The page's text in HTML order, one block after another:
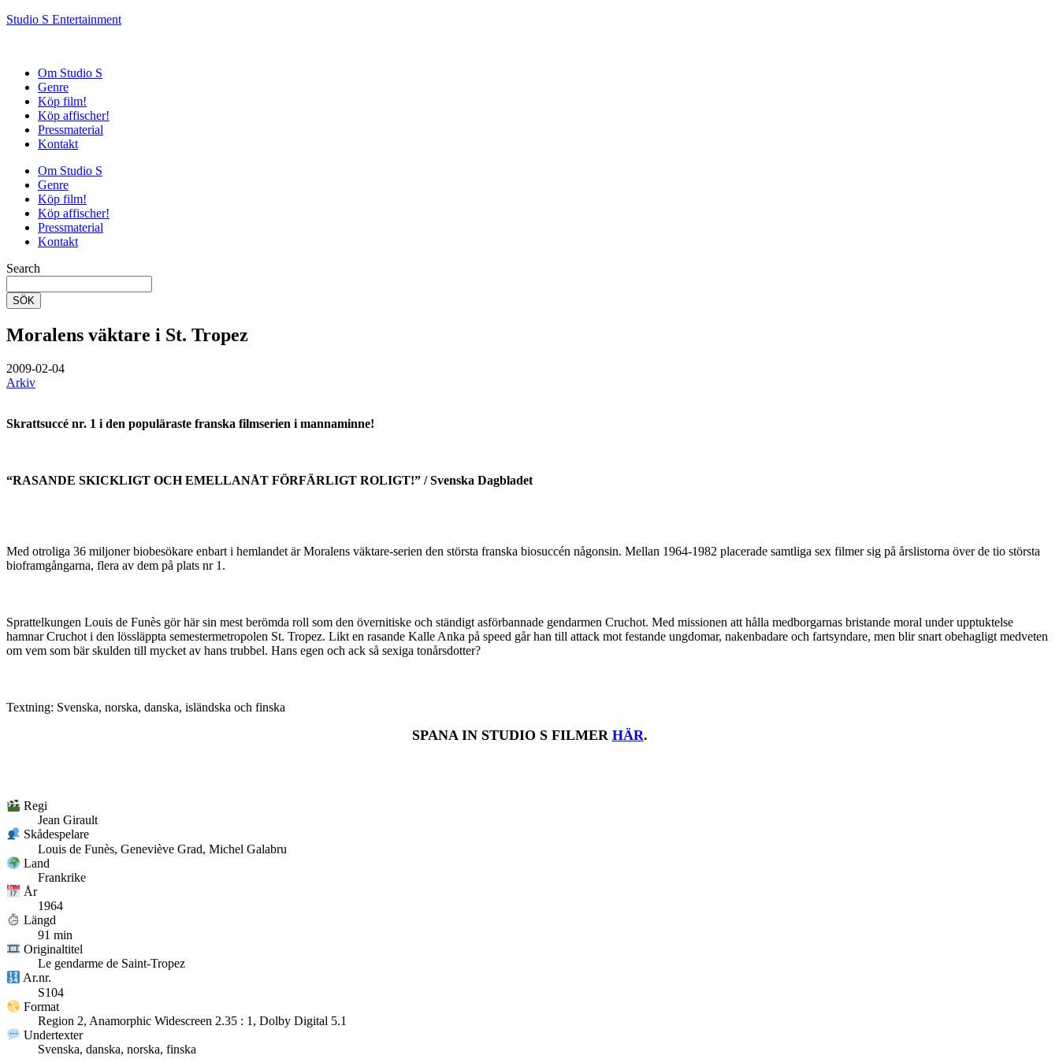
Studio S Entertainment
Om Studio S
Genre
Köp film!
Köp affischer!
Pressmaterial
Kontakt
Om Studio S
Genre
Köp film!
Köp affischer!
Pressmaterial
Kontakt
Search
SÖK
Moralens väktare i St. Tropez
2009-02-04
Arkiv
Skrattsuccé nr. 1 i den populäraste franska filmserien i mannaminne!
“RASANDE SKICKLIGT OCH EMELLANÅT FÖRFÄRLIGT ROLIGT!” / Svenska Dagbladet
Med otroliga 36 miljoner biobesökare enbart i hemlandet är Moralens väktare-serien den största franska biosuccén någonsin. Mellan 1964-1982 placerade samtliga sex filmer sig på årslistorna över de tio största
bioframgångarna, flera av dem på plats nr 1.
Sprattelkungen Louis de Funès gör här sin mest berömda roll som den övernitiske och ständigt asförbannade gendarmen Cruchot. Med missionen att hålla medborgarnas bristande moral under upptuktelse
hamnar Cruchot i den lössläppta semestermetropolen St. Tropez. Likt en rasande Kalle Anka på speed går han till attack mot festande ungdomar, nakenbadare och fartsyndare, men blir snart obehagligt medveten
om vem som bär skulden till mycket av hans trubbel. Hans egen och ack så sexiga tonårsdotter?
Textning: Svenska, norska, danska, isländska och finska
SPANA IN STUDIO S FILMER HÄR.
Regi
Jean Girault
Skådespelare
Louis de Funès, Geneviève Grad, Michel Galabru
Land
Frankrike
År
1964
Längd
91 min
Originaltitel
Le gendarme de Saint-Tropez
Ar.nr.
S104
Format
Region 2, Anamorphic Widescreen 2.35 : 1, Dolby Digital 5.1
Undertexter
Svenska, danska, norska, finska